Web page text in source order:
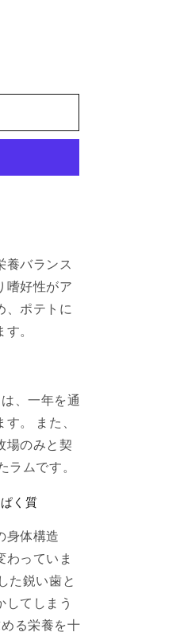
養バランス
嗜好性がア
、ポテトに
。
、一年を通
。 また、
場のみと契
ムです。
く質
身体構造
わっていま
た鋭い歯と
てしまう
る栄養を十